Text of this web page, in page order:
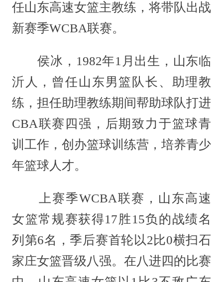
任山东高速女篮主教练，将带队出战
新赛季WCBA联赛。
侯冰，1982年1月出生，山东临
沂人，曾任山东男篮队长、助理教
练，担任助理教练期间帮助球队打进
CBA联赛四强，后期致力于篮球青
训工作，创办篮球训练营，培养青少
年篮球人才。
上赛季WCBA联赛，山东高速
女篮常规赛获得17胜15负的战绩名
列第6名，季后赛首轮以2比0横扫石
家庄女篮晋级八强。在八进四的比赛